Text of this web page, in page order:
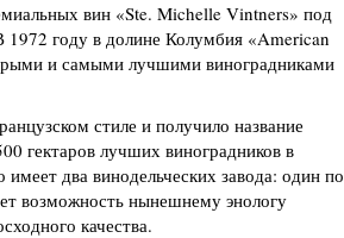
вин «Ste. Michelle Vintners» под
1972 году в долине Колумбия «American
и самыми лучшими виноградниками
стиле и получило название
гектаров лучших виноградников в
два винодельческих завода: один по
возможность нынешнему энологу
качества.